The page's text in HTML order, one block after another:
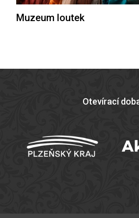
Muzeum loutek
Otevírací